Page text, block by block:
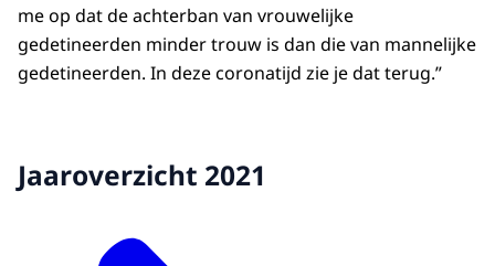
me op dat de achterban van vrouwelijke
gedetineerden minder trouw is dan die van mannelijke
gedetineerden. In deze coronatijd zie je dat terug.”
Jaaroverzicht 2021